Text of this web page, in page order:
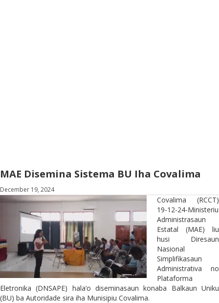
MAE Disemina Sistema BU Iha Covalima
December 19, 2024
Covalima (RCCT)
19-12-24-Ministeriu
Administrasaun
Estatal (MAE) liu
husi Diresaun
Nasional
Simplifikasaun
Administrativa no
Plataforma
Eletronika (DNSAPE) hala’o diseminasaun konaba Balkaun Uniku
(BU) ba Autoridade sira iha Munisipiu Covalima.